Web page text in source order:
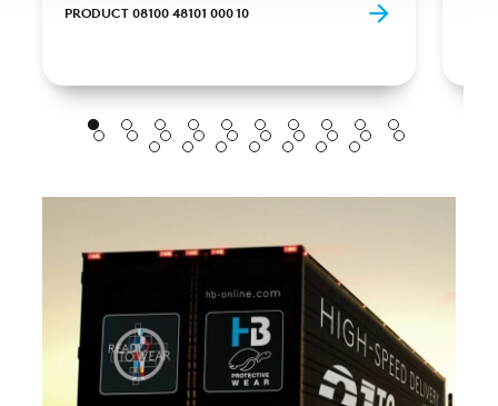
PRODUCT 08100 48101 000 10